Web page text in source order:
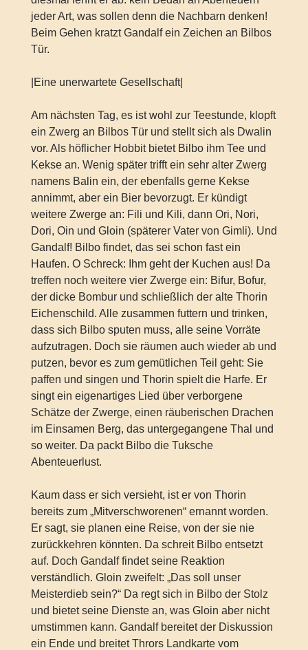
jeder Art, was sollen denn die Nachbarn denken!
Beim Gehen kratzt Gandalf ein Zeichen an Bilbos
Tür.
|Eine unerwartete Gesellschaft|
Am nächsten Tag, es ist wohl zur Teestunde, klopft
ein Zwerg an Bilbos Tür und stellt sich als Dwalin
vor. Als höflicher Hobbit bietet Bilbo ihm Tee und
Kekse an. Wenig später trifft ein sehr alter Zwerg
namens Balin ein, der ebenfalls gerne Kekse
annimmt, aber ein Bier bevorzugt. Er kündigt
weitere Zwerge an: Fili und Kili, dann Ori, Nori,
Dori, Oin und Gloin (späterer Vater von Gimli). Und
Gandalf! Bilbo findet, das sei schon fast ein
Haufen. O Schreck: Ihm geht der Kuchen aus! Da
treffen noch weitere vier Zwerge ein: Bifur, Bofur,
der dicke Bombur und schließlich der alte Thorin
Eichenschild. Alle zusammen futtern und trinken,
dass sich Bilbo sputen muss, alle seine Vorräte
aufzutragen. Doch sie räumen auch wieder ab und
putzen, bevor es zum gemütlichen Teil geht: Sie
paffen und singen und Thorin spielt die Harfe. Er
singt ein eigenartiges Lied über verborgene
Schätze der Zwerge, einen räuberischen Drachen
im Einsamen Berg, das untergegangene Thal und
so weiter. Da packt Bilbo die Tuksche
Abenteuerlust.
Kaum dass er sich versieht, ist er von Thorin
bereits zum „Mitverschworenen“ ernannt worden.
Er sagt, sie planen eine Reise, von der sie nie
zurückkehren könnten. Da schreit Bilbo entsetzt
auf. Doch Gandalf findet seine Reaktion
verständlich. Gloin zweifelt: „Das soll unser
Meisterdieb sein?“ Da regt sich in Bilbo der Stolz
und bietet seine Dienste an, was Gloin aber nicht
umstimmen kann. Gandalf bereitet der Diskussion
ein Ende und breitet Thrors Landkarte vom